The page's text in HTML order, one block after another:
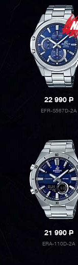
22 990P
EFR-S567D-2A
21 990P
ERA-110D-2A